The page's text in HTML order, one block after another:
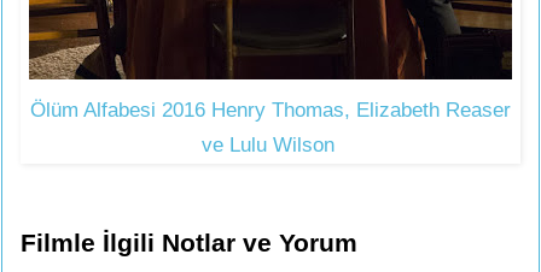
Ölüm Alfabesi 2016 Henry Thomas, Elizabeth Reaser
ve Lulu Wilson
Filmle İlgili Notlar ve Yorum